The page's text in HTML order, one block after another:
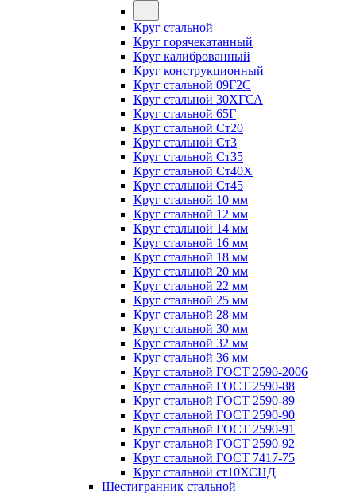
Круг стальной
Круг горячекатанный
Круг калиброванный
Круг конструкционный
Круг стальной 09Г2С
Круг стальной 30ХГСА
Круг стальной 65Г
Круг стальной Ст20
Круг стальной Ст3
Круг стальной Ст35
Круг стальной Ст40Х
Круг стальной Ст45
Круг стальной 10 мм
Круг стальной 12 мм
Круг стальной 14 мм
Круг стальной 16 мм
Круг стальной 18 мм
Круг стальной 20 мм
Круг стальной 22 мм
Круг стальной 25 мм
Круг стальной 28 мм
Круг стальной 30 мм
Круг стальной 32 мм
Круг стальной 36 мм
Круг стальной ГОСТ 2590-2006
Круг стальной ГОСТ 2590-88
Круг стальной ГОСТ 2590-89
Круг стальной ГОСТ 2590-90
Круг стальной ГОСТ 2590-91
Круг стальной ГОСТ 2590-92
Круг стальной ГОСТ 7417-75
Круг стальной ст10ХСНД
Шестигранник стальной